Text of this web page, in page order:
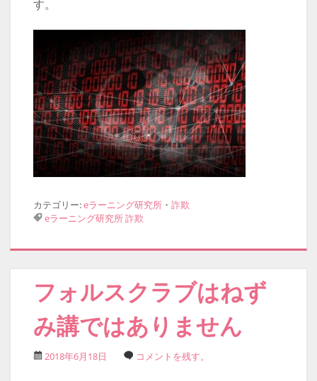
す。
カテゴリー:eラーニング研究所・ 詐欺
eラーニング研究所詐欺
フォルスクラブはねず
み講ではありません
2018年6月18日 コメントを残す。